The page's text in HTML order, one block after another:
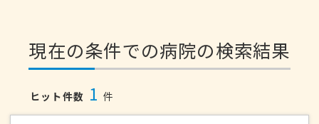
現在の条件での病院の検索結果
ヒット件数 1 件